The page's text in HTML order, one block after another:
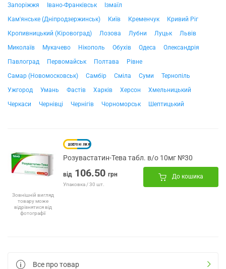
Запоріжжя
Івано-Франківськ
Ізмаїл
Кам'янське (Дніпродзержинськ)
Київ Кременчук
Кривий Ріг
Кропивницький (Кіровоград)
Лозова Лубни Луцьк
Львів
Миколаїв
Мукачево Нікополь Обухів Одеса
Олександрія
Павлоград
Первомайськ Полтава
Рівне
Самар (Новомосковськ)
Самбір Сміла Суми
Тернопіль
Ужгород
Умань Фастів Харків Херсон
Хмельницький
Черкаси
Чернівці Чернігів Чорноморськ Шептицький
Зовнішній вигляд
товару може
відрізнятися від
фотографії
Розувастатин-Тева табл. в/о 10мг №30
від 106.50 грн
Упаковка / 30 шт.
До кошика
Все про товар